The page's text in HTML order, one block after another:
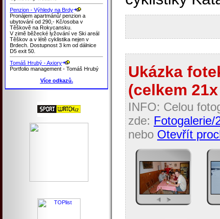
Penzion - Výhledy na Brdy
Pronájem apartmánů/ penzion a
ubytování od 290,- Kč/osoba v
Těškově na Rokycansku.
V zimě běžecké lyžování ve Ski areál
Těškov a v létě cyklistika nejen v
Brdech. Dostupnost 3 km od dálnice
D5 exit 50.
Tomáš Hrubý - Axiory
Portfolio management - Tomáš Hrubý
Více odkazů.
Ukázka
(celkem
INFO: Celou
zde: Fotogalerie/
nebo Otevřít